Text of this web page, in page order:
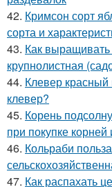
42. Кримсон сорт
сорта и
43. Как выращивать
крупнолистная
44. Клевер красный
клевер?
45. Корень
при покупке корней
46. Кольраби
47. Как распахать